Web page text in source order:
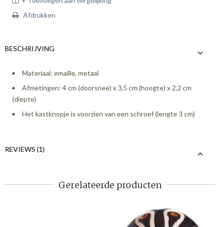
Afdrukken
BESCHRIJVING
Materiaal: emaille, metaal
Afmetingen: 4 cm (doorsnee) x 3,5 cm (hoogte) x 2,2 cm
(diepte)
Het kastknopje is voorzien van een schroef (lengte 3 cm)
REVIEWS (1)
Gerelateerde producten